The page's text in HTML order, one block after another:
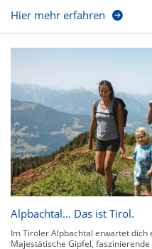
Hier mehr erfahren
Alpbachtal… Das ist Tirol.
Im Tiroler Alpbachtal erwartet
Majestätische Gipfel,